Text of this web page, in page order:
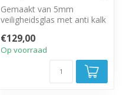
Gemaakt van 5mm
veiligheidsglas met anti kalk
te draai...
€129,00
Op voorraad